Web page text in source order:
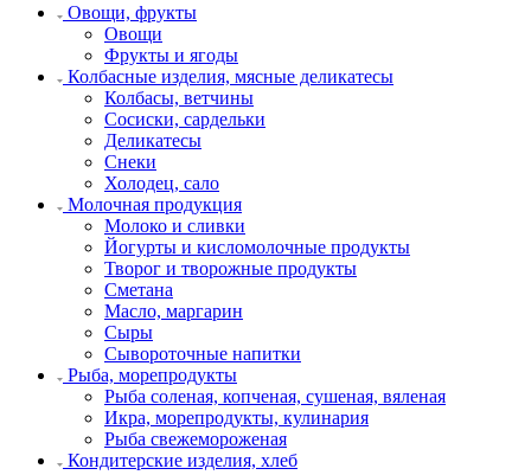
Овощи, фрукты
Овощи
Фрукты и ягоды
Колбасные изделия, мясные деликатесы
Колбасы, ветчины
Сосиски, сардельки
Деликатесы
Снеки
Холодец, сало
Молочная продукция
Молоко и сливки
Йогурты и кисломолочные продукты
Творог и творожные продукты
Сметана
Масло, маргарин
Сыры
Сывороточные напитки
Рыба, морепродукты
Рыба соленая, копченая, сушеная, вяленая
Икра, морепродукты, кулинария
Рыба свежемороженая
Кондитерские изделия, хлеб